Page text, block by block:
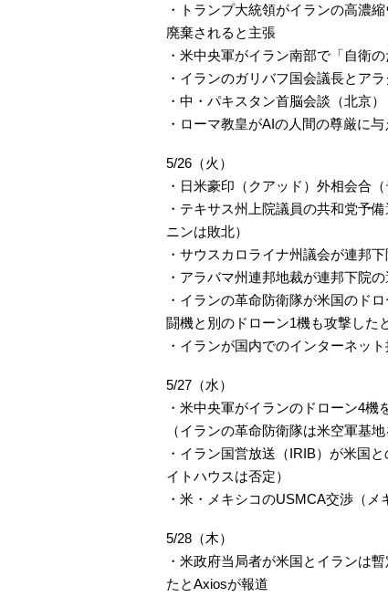
・トランプ大統領がイランの高濃
廃棄されると主張
・米中央‌軍がイラ​ン南​部で「自衛⁠
・イランのガリバフ国会議長とア
・中・パキスタン首脳会談（北京）
・ローマ教皇がAIの人間の尊厳に
5/26（火）
・日米豪印（クアッド）外相会合（
・テキサス州上院議員の共和党予
ニンは敗北）
・サウスカロライナ州議会が連邦
・アラバマ州連邦地裁が連邦下院
・イランの革命防衛隊が米国のド
闘機と別のドローン1機も攻撃した
・イランが国内でのインターネッ
5/27（水）
・米中央軍がイランのドローン4
（イランの革命防衛隊は米空軍基
・イラン国営放送（IRIB）が米国
イトハウスは否定）
・米・メキシコのUSMCA交渉（メ
5/28（木）
・米政府当局者が米国とイランは
たとAxiosが報道